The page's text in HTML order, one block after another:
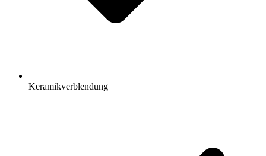
Keramikverblendung